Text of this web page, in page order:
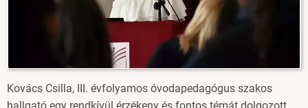
Kovács Csilla, III. évfolyamos óvodapedagógus szakos